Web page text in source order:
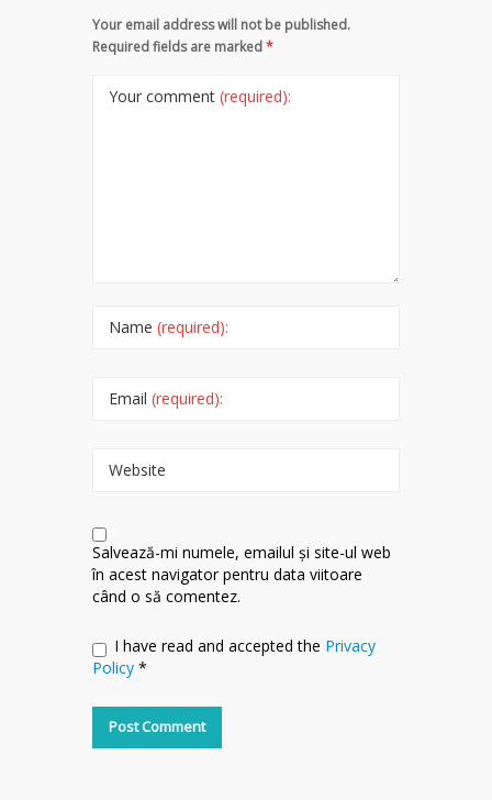
Your email address will not be published.
Required fields are marked*
Your comment (required):
Name (required):
Email (required):
Website
Salvează-mi numele, emailul și site-ul web
în acest navigator pentru data viitoare
când o să comentez.
I have read and accepted the Privacy
Policy *